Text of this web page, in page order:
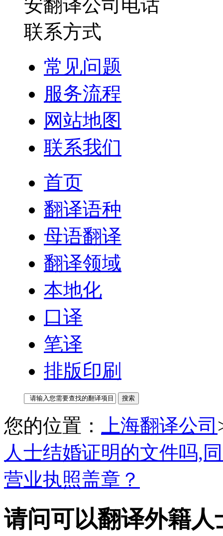
常见问题
服务流程
网站地图
联系我们
首页
翻译语种
母语翻译
翻译领域
本地化
口译
笔译
排版印刷
您的位置： 上海翻译公司
人士结婚证明的文件吗,
营业执照盖章？
请问可以翻译外籍